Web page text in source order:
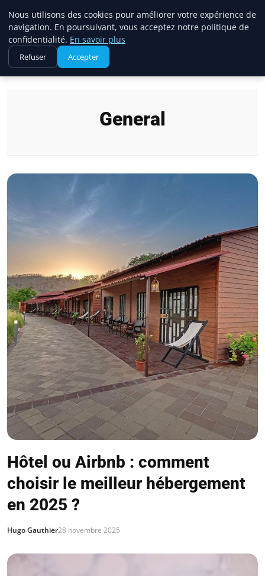
France Evasion
General
Hôtel ou Airbnb : comment
choisir le meilleur hébergement
en 2025 ?
Hugo Gauthier28 novembre 2025
Nous utilisons des cookies pour améliorer votre expérience de
navigation. En poursuivant, vous acceptez notre politique de
confidentialité. En savoir plus
Refuser Accepter